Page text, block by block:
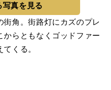
写真を見る
角。街路灯にカズのプレ
らともなくゴッドファー
くる。